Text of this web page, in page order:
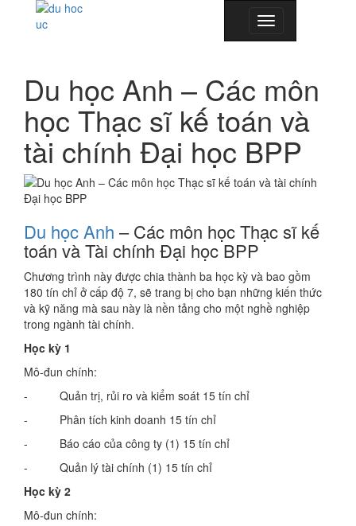
Toggle
navigation
Du học Anh – Các môn
học Thạc sĩ kế toán và
tài chính Đại học BPP
Du học Anh – Các môn học Thạc sĩ kế
toán và Tài chính Đại học BPP
Chương trình này được chia thành ba học kỳ và bao gồm
180 tín chỉ ở cấp độ 7, sẽ trang bị cho bạn những kiến ​​thức
và kỹ năng mà sau này là nền tảng cho một nghề nghiệp
trong ngành tài chính.
Học kỳ 1
Mô-đun chính:
- Quản trị, rủi ro và kiểm soát 15 tín chỉ
- Phân tích kinh doanh 15 tín chỉ
- Báo cáo của công ty (1) 15 tín chỉ
- Quản lý tài chính (1) 15 tín chỉ
Học kỳ 2
Mô-đun chính: